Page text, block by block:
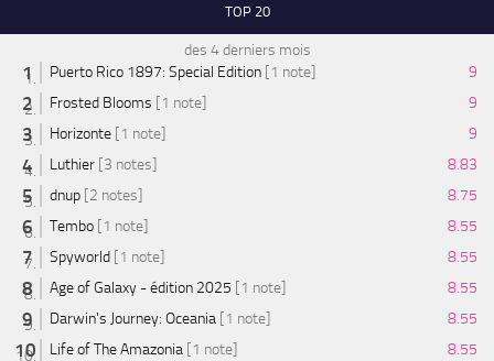
TOP 20
des 4 derniers mois
Puerto Rico 1897: Special Edition [1 note]
9
Frosted Blooms [1 note]
9
Horizonte [1 note]
9
Luthier [3 notes]
8.83
dnup [2 notes]
8.75
Tembo [1 note]
8.55
Spyworld [1 note]
8.55
Age of Galaxy - édition 2025 [1 note]
8.55
Darwin's Journey: Oceania [1 note]
8.55
Life of The Amazonia [1 note]
8.55